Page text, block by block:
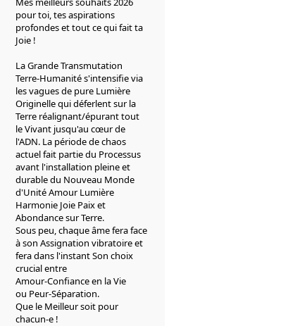
pour toi, tes aspirations
profondes et tout ce qui fait ta
Joie !
La Grande Transmutation
Terre-Humanité s'intensifie via
les vagues de pure Lumière
Originelle qui déferlent sur la
Terre réalignant/épurant tout
le Vivant jusqu'au cœur de
l'ADN. La période de chaos
actuel fait partie du Processus
avant l'installation pleine et
durable du Nouveau Monde
d'Unité Amour Lumière
Harmonie Joie Paix et
Abondance sur Terre.
Sous peu, chaque âme fera face
à son Assignation vibratoire et
fera dans l'instant Son choix
crucial entre
Amour-Confiance en la Vie
ou Peur-Séparation.
Que le Meilleur soit pour
chacun-e !